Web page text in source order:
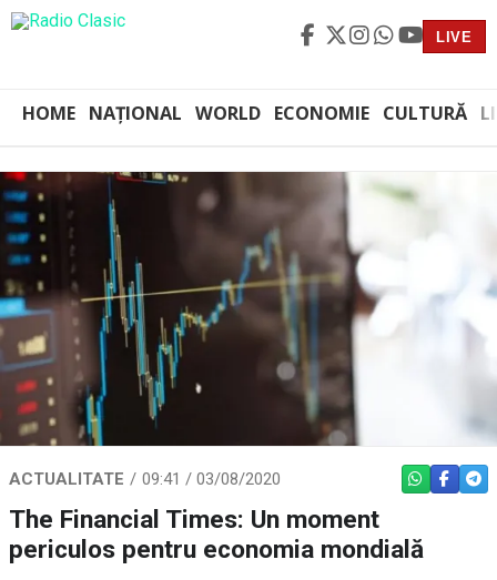
LIVE
HOME NAȚIONAL WORLD ECONOMIE CULTURĂ
ACTUALITATE 09:41 / 03/08/2020 WHATSAPP
The Financial Times: Un moment
periculos pentru economia mondială